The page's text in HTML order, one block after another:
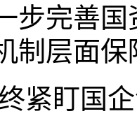
步完善
制层面
紧盯国